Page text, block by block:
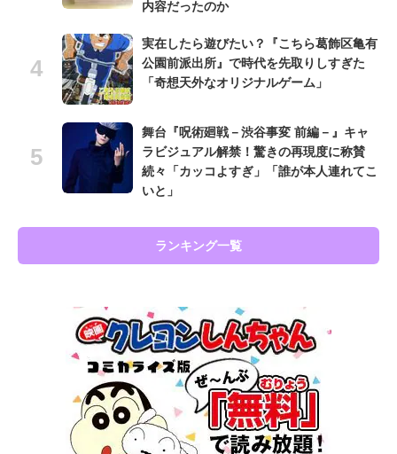
内容だったのか
実在したら遊びたい？『こちら葛飾区亀有
公園前派出所』で時代を先取りしすぎた
「奇想天外なオリジナルゲーム」
舞台『呪術廻戦－渋谷事変 前編－』キャ
ラビジュアル解禁！驚きの再現度に称賛
続々「カッコよすぎ」「誰が本人連れてこ
いと」
ランキング一覧